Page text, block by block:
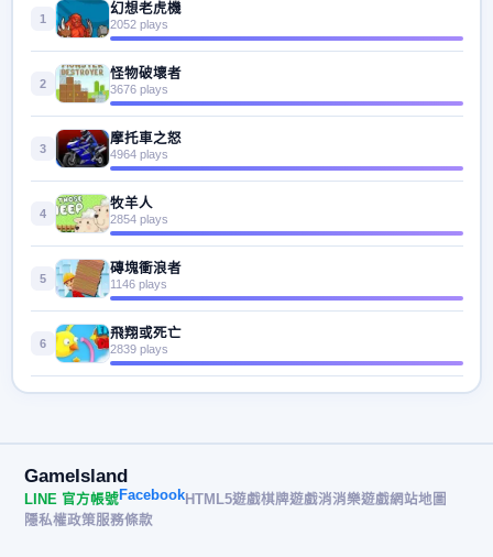
1
幻想老虎機
2052 plays
2
怪物破壞者
3676 plays
3
摩托車之怒
4964 plays
4
牧羊人
2854 plays
5
磚塊衝浪者
1146 plays
6
飛翔或死亡
2839 plays
GameIsland
LINE 官方帳號FacebookHTML5遊戲棋牌遊戲消消樂遊戲網站地圖
隱私權政策服務條款